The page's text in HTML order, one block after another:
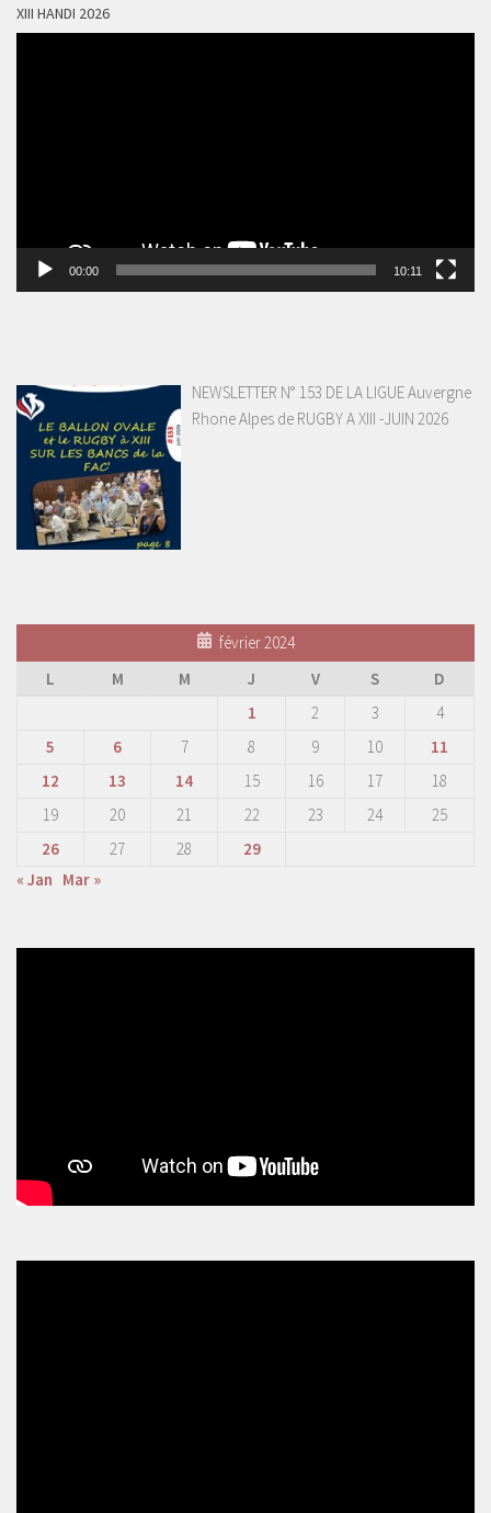
XIII HANDI 2026
00:00 10:11
NEWSLETTER N° 153 DE LA LIGUE Auvergne
Rhone Alpes de RUGBY A XIII -JUIN 2026
février 2024
L
M M J V S
D
1
2 3
4
5
6 7 8 9 10
11
12
13 14 15 16 17
18
19
20 21 22 23 24
25
26
27 28
29
« Jan Mar »